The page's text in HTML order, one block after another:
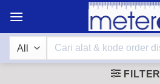
content
Search
FILTER